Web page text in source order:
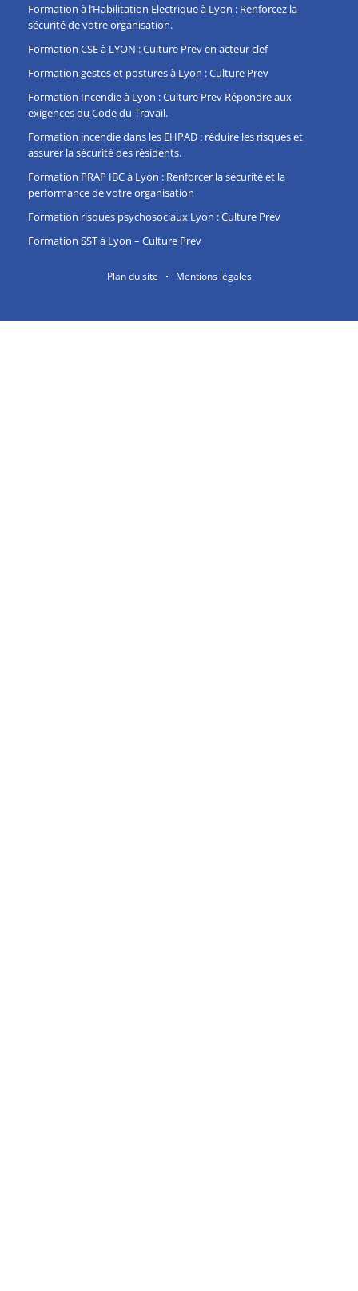
Formation à l’Habilitation Electrique à Lyon : Renforcez la
sécurité de votre organisation.
Formation CSE à LYON : Culture Prev en acteur clef
Formation gestes et postures à Lyon : Culture Prev
Formation Incendie à Lyon : Culture Prev Répondre aux
exigences du Code du Travail.
Formation incendie dans les EHPAD : réduire les risques et
assurer la sécurité des résidents.
Formation PRAP IBC à Lyon : Renforcer la sécurité et la
performance de votre organisation
Formation risques psychosociaux Lyon : Culture Prev
Formation SST à Lyon – Culture Prev
Plan du site Mentions légales